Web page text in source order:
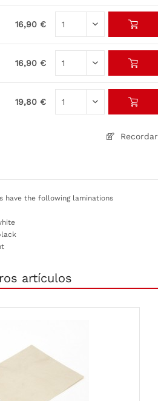
Recordar
16,90 €
16,90 €
19,80 €
have the following laminations
artículos